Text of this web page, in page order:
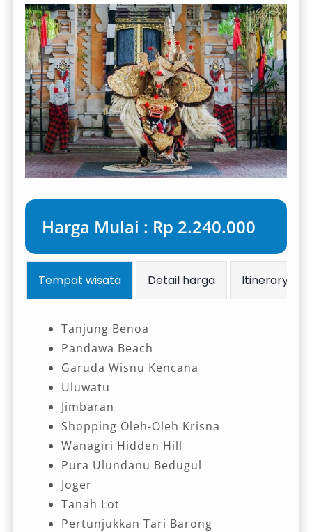
Harga Mulai : Rp 2.240.000
Tempat wisata Detail harga Itinerary
Tanjung Benoa
Pandawa Beach
Garuda Wisnu Kencana
Uluwatu
Jimbaran
Shopping Oleh-Oleh Krisna
Wanagiri Hidden Hill
Pura Ulundanu Bedugul
Joger
Tanah Lot
Pertunjukkan Tari Barong